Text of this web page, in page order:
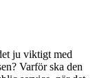
ju viktigt med
Varför ska den